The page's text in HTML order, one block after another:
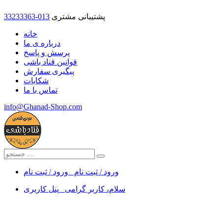
33233363-013 پشتیبانی مشتری
خانه
درباره ی ما
پرسش و پاسخ
قوانین قناد باشی
پیگیری سفارش
شکایات
تماس با ما
info@Ghanad-Shop.com
ورود / ثبت نام ورود / ثبت نام
سلام، کاربر گرامی
پنل کاربری